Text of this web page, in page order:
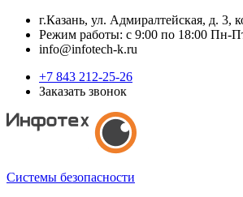
г.Казань, ул. Адмиралтейская, д. 3,
Режим работы: с 9:00 по 18:00 Пн-
info@infotech-k.ru
+7 843 212-25-26
Заказать звонок
Системы безопасности